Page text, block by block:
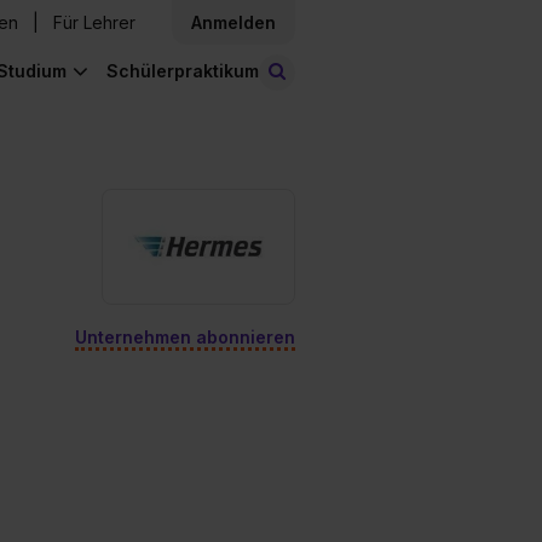
Für Lehrer Anmelden
Schülerpraktikum
Unternehmen abonnieren